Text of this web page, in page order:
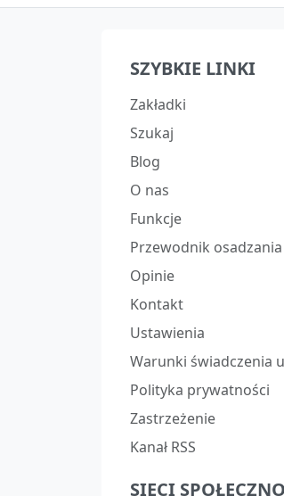
SZYBKIE LINKI
Zakładki
Szukaj
Blog
O nas
Funkcje
Przewodnik osadzania
Opinie
Kontakt
Ustawienia
Warunki świadczenia
Polityka prywatności
Zastrzeżenie
Kanał RSS
SIECI